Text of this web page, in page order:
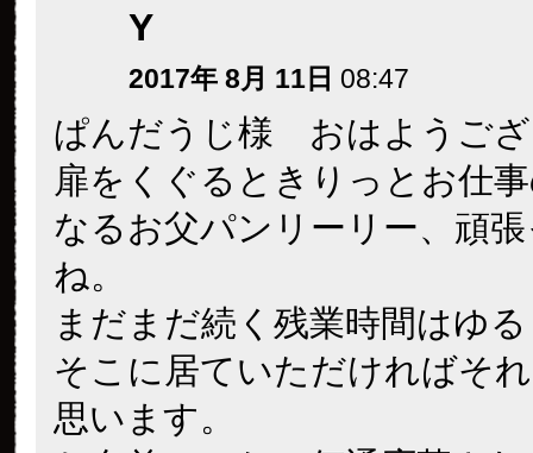
Y
2017年 8月 11日 08:47
ぱんだうじ様 おはようご
扉をくぐるときりっとお仕
なるお父パンリーリー、頑
ね。
まだまだ続く残業時間はゆ
そこに居ていただければそ
思います。